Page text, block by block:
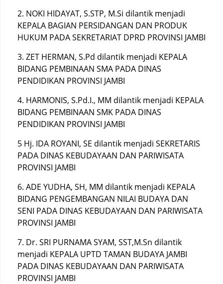
2. NOKI HIDAYAT, S.STP, M.Si dilantik menjadi
KEPALA BAGIAN PERSIDANGAN DAN PRODUK
HUKUM PADA SEKRETARIAT DPRD PROVINSI JAMBI
3. ZET HERMAN, S.Pd dilantik menjadi KEPALA
BIDANG PEMBINAAN SMA PADA DINAS
PENDIDIKAN PROVINSI JAMBI
4. HARMONIS, S.Pd.I., MM dilantik menjadi KEPALA
BIDANG PEMBINAAN SMK PADA DINAS
PENDIDIKAN PROVINSI JAMBI
5 Hj. IDA ROYANI, SE dilantik menjadi SEKRETARIS
PADA DINAS KEBUDAYAAN DAN PARIWISATA
PROVINSI JAMBI
6. ADE YUDHA, SH, MM dilantik menjadi KEPALA
BIDANG PENGEMBANGAN NILAI BUDAYA DAN
SENI PADA DINAS KEBUDAYAAN DAN PARIWISATA
PROVINSI JAMBI
7. Dr. SRI PURNAMA SYAM, SST,M.Sn dilantik
menjadi KEPALA UPTD TAMAN BUDAYA JAMBI
PADA DINAS KEBUDAYAAN DAN PARIWISATA
PROVINSI JAMBI